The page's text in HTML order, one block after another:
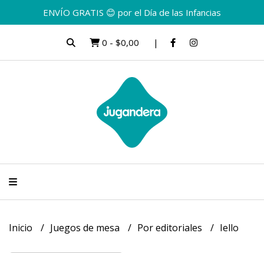
ENVÍO GRATIS 😊 por el Día de las Infancias
0 - $0,00
Inicio Juegos de mesa Por editoriales Iello